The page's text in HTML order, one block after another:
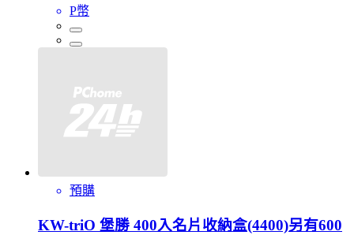
P幣
預購
KW-triO 堡勝 400入名片收納盒(4400)另有600